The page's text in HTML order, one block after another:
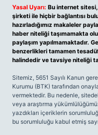
Yasal Uyarı: Bu internet
şirketi ile hiçbir bağlantısı
hazırladığımız makaleler
haber niteliği taşımamakta
paylaşım yapılmamaktadır.
benzerlikleri tamamen
halindedir ve tavsiye niteliği
Sitemiz, 5651 Sayılı Kanun
Kurumu (BTK) tarafından
vermektedir. Bu nedenle,
veya araştırma
yazdıkları içeriklerin
bu sorumluluğu kabul etmiş